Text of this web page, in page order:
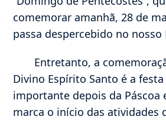
comemorar amanhã, 28 de
passa despercebido no nosso
Entretanto, a
Divino Espírito Santo é a
importante depois da Páscoa
marca o início das atividades